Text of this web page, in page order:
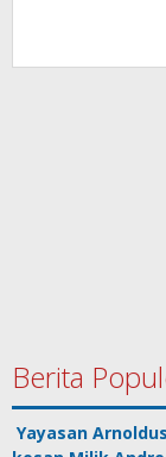
Berita
Yayasan